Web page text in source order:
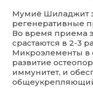
Мумиё Шиладжит
регенеративные
Во время приема
срастаются в 2-3
Микроэлементы в
развитие
иммунитет, и